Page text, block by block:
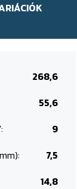
268,6
55,6
9
7,5
14,8